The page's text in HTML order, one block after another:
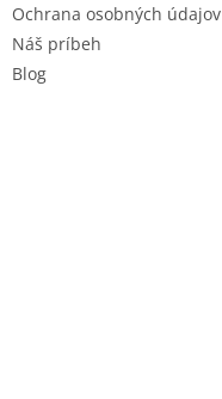
Ochrana osobných údajov
Náš príbeh
Blog